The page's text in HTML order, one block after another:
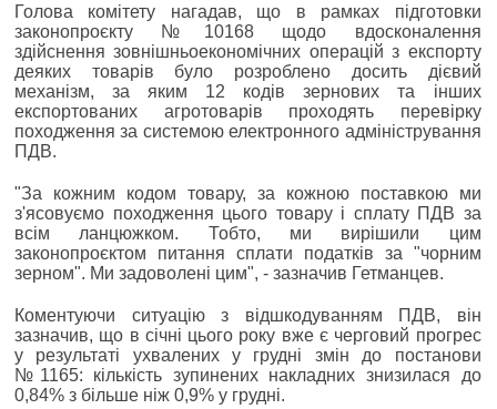
Голова комітету нагадав, що в рамках підготовки
законопроєкту №10168 щодо вдосконалення
здійснення зовнішньоекономічних операцій з експорту
деяких товарів було розроблено досить дієвий
механізм, за яким 12 кодів зернових та інших
експортованих агротоварів проходять перевірку
походження за системою електронного адміністрування
ПДВ.
"За кожним кодом товару, за кожною поставкою ми
з'ясовуємо походження цього товару і сплату ПДВ за
всім ланцюжком. Тобто, ми вирішили цим
законопроєктом питання сплати податків за "чорним
зерном". Ми задоволені цим", - зазначив Гетманцев.
Коментуючи ситуацію з відшкодуванням ПДВ, він
зазначив, що в січні цього року вже є черговий прогрес
у результаті ухвалених у грудні змін до постанови
№1165: кількість зупинених накладних знизилася до
0,84% з більше ніж 0,9% у грудні.